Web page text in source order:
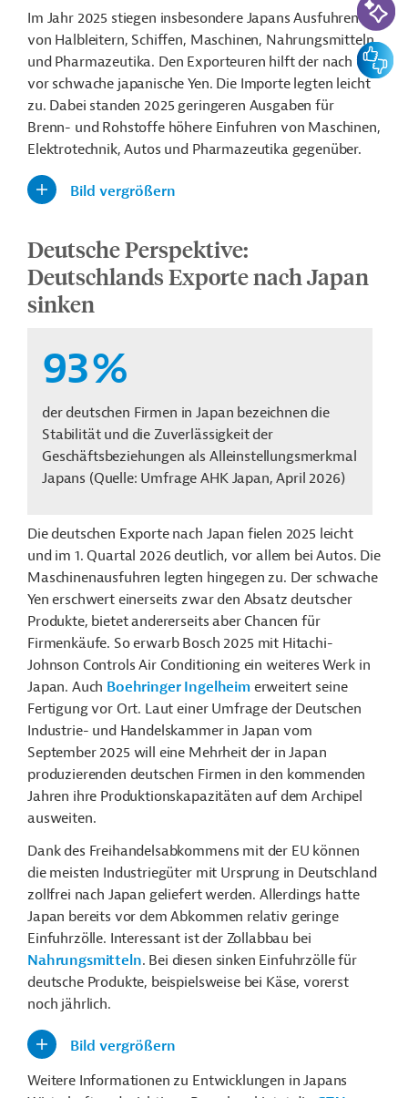
Im Jahr 2025 stiegen insbesondere Japans Ausfuhren
von Halbleitern, Schiffen, Maschinen, Nahrungsmitteln
und Pharmazeutika. Den Exporteuren hilft der nach wie
vor schwache japanische Yen. Die Importe legten leicht
zu. Dabei standen 2025 geringeren Ausgaben für
Brenn- und Rohstoffe höhere Einfuhren von Maschinen,
Elektrotechnik, Autos und Pharmazeutika gegenüber.
Bild vergrößern
Deutsche Perspektive:
Deutschlands Exporte nach Japan
sinken
93%
der deutschen Firmen in Japan bezeichnen die
Stabilität und die Zuverlässigkeit der
Geschäftsbeziehungen als Alleinstellungsmerkmal
Japans (Quelle: Umfrage AHK Japan, April 2026)
Die deutschen Exporte nach Japan fielen 2025 leicht
und im 1. Quartal 2026 deutlich, vor allem bei Autos. Die
Maschinenausfuhren legten hingegen zu. Der schwache
Yen erschwert einerseits zwar den Absatz deutscher
Produkte, bietet andererseits aber Chancen für
Firmenkäufe. So erwarb Bosch 2025 mit Hitachi-
Johnson Controls Air Conditioning ein weiteres Werk in
Japan. Auch Boehringer Ingelheimerweitert seine
Fertigung vor Ort. Laut einer Umfrage der Deutschen
Industrie- und Handelskammer in Japan vom
September 2025 will eine Mehrheit der in Japan
produzierenden deutschen Firmen in den kommenden
Jahren ihre Produktionskapazitäten auf dem Archipel
ausweiten.
Dank des Freihandelsabkommens mit der EU können
die meisten Industriegüter mit Ursprung in Deutschland
zollfrei nach Japan geliefert werden. Allerdings hatte
Japan bereits vor dem Abkommen relativ geringe
Einfuhrzölle. Interessant ist der Zollabbau bei
Nahrungsmitteln. Bei diesen sinken Einfuhrzölle für
deutsche Produkte, beispielsweise bei Käse, vorerst
noch jährlich.
Bild vergrößern
Weitere Informationen zu Entwicklungen in Japans